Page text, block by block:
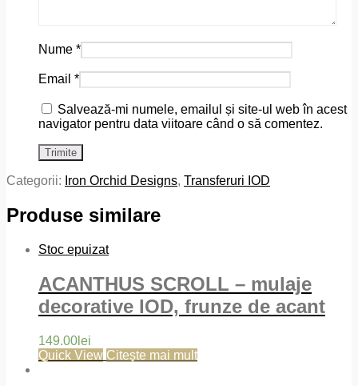
Nume *
Email *
Salvează-mi numele, emailul și site-ul web în acest
navigator pentru data viitoare când o să comentez.
Categorii: Iron Orchid Designs, Transferuri IOD
Produse similare
Stoc epuizat
ACANTHUS SCROLL – mulaje
decorative IOD, frunze de acant
149.00 lei
Quick View Citește mai mult